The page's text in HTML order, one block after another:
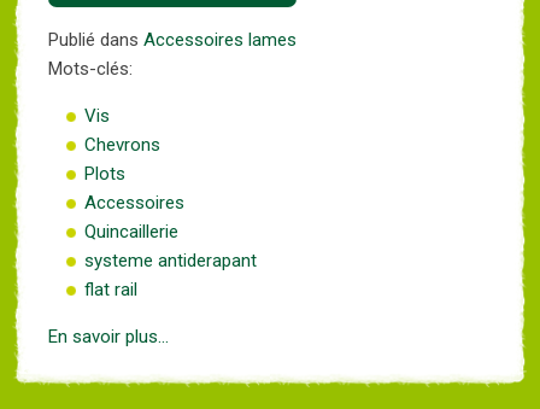
Publié dans Accessoires lames
Mots-clés:
Vis
Chevrons
Plots
Accessoires
Quincaillerie
systeme antiderapant
flat rail
En savoir plus...